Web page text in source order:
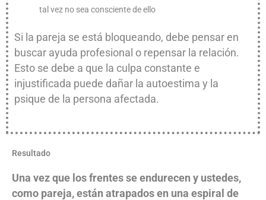
tal vez no sea consciente de ello
Si la pareja se está bloqueando, debe pensar en
buscar ayuda profesional o repensar la relación.
Esto se debe a que la culpa constante e
injustificada puede dañar la autoestima y la
psique de la persona afectada.
Resultado
Una vez que los frentes se endurecen y ustedes,
como pareja, están atrapados en una espiral de